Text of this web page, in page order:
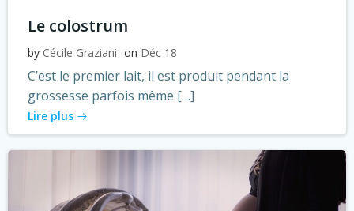
Le colostrum
by Cécile Graziani on Déc 18
C’est le premier lait, il est produit pendant la
grossesse parfois même […]
Lire plus